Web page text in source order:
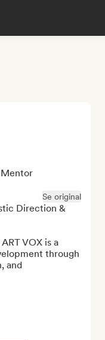
Mentor
Se original
Direction &
VOX is a
through
and